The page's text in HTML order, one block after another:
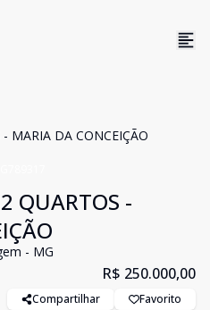
MARIA DA CONCEIÇÃO
QUARTOS -
- MG
R$ 250.000,00
Compartilhar Favorito